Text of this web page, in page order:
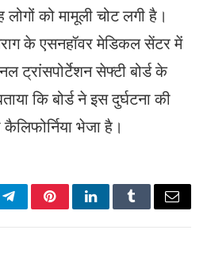
को मामूली चोट लगी है।
के एसनहॉवर मेडिकल सेंटर में
ट्रांसपोर्टेशन सेफ्टी बोर्ड के
कि बोर्ड ने इस दुर्घटना की
भेजा है।
TelegramPinterestLinkedInTumblrEmail